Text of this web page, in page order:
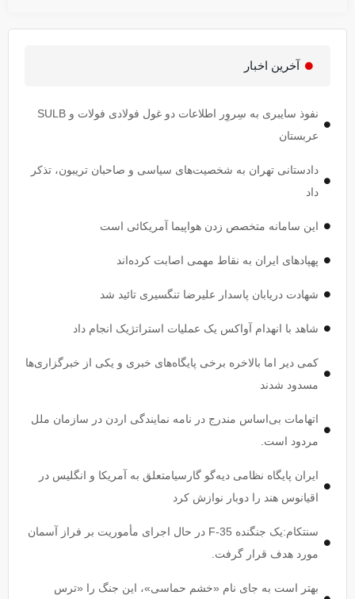
آخرین اخبار
نفوذ سایبری به سِروِر اطلاعات دو غول فولادی فولات و SULB
عربستان
دادستانی تهران به شخصیت‌های سیاسی و صاحبان تریبون، تذکر
داد
این سامانه متخصص زدن هواپیما آمریکائی است
پهپاد‌های ایران به نقاط مهمی اصابت کرده‌اند
شهادت دریابان پاسدار علیرضا تنگسیری تائید شد
شاهد با انهدام آواکس یک عملیات استراتژیک انجام داد
کمی دیر اما بالاخره برخی پایگاه‌های خبری و یکی از خبرگزاری‌ها
مسدود شدند
اتهامات بی‌اساس مندرج در نامه نمایندگی اردن در سازمان ملل
مردود است.
ایران پایگاه نظامی دیه‌گو گارسیامتعلق به آمریکا و انگلیس در
اقیانوس هند را دوبار نوازش کرد
سنتکام:یک جنگنده F-35 در حال اجرای مأموریت بر فراز آسمان
مورد هدف قرار گرفت.
بهتر است به جای نام «خشم حماسی»، این جنگ را «ترس